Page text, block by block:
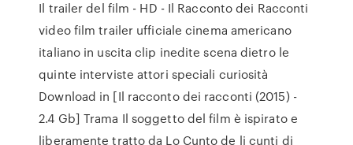
Il trailer del film - HD - Il Racconto dei Racconti
video film trailer ufficiale cinema americano
italiano in uscita clip inedite scena dietro le
quinte interviste attori speciali curiosità
Download in [Il racconto dei racconti (2015) -
2.4 Gb] Trama Il soggetto del film è ispirato e
liberamente tratto da Lo Cunto de li cunti di